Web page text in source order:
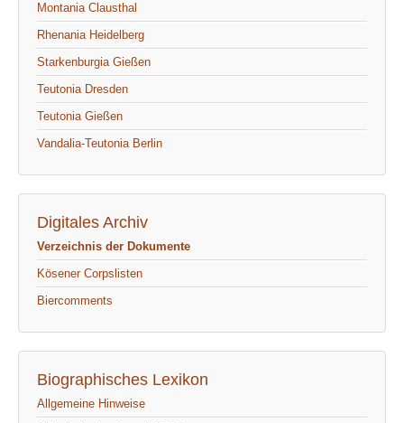
Montania Clausthal
Rhenania Heidelberg
Starkenburgia Gießen
Teutonia Dresden
Teutonia Gießen
Vandalia-Teutonia Berlin
Digitales Archiv
Verzeichnis der Dokumente
Kösener Corpslisten
Biercomments
Biographisches Lexikon
Allgemeine Hinweise